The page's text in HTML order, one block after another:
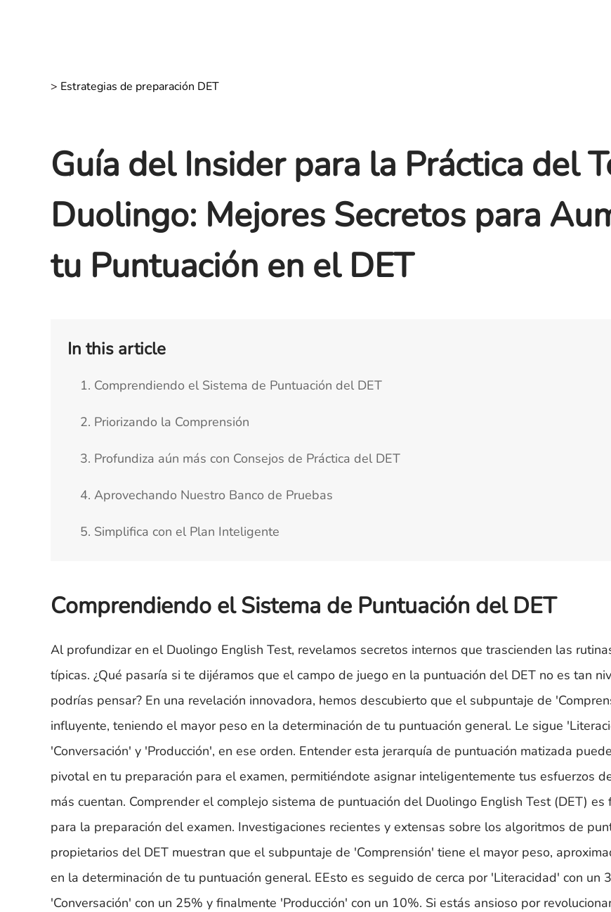
> Estrategias de preparación DET
Guía del Insider para la Práctica del
Duolingo: Mejores Secretos para
tu Puntuación en el DET
In this article
1. Comprendiendo el Sistema de Puntuación del DET
2. Priorizando la Comprensión
3. Profundiza aún más con Consejos de Práctica del DET
4. Aprovechando Nuestro Banco de Pruebas
5. Simplifica con el Plan Inteligente
Comprendiendo el Sistema de Puntuación del DET
Al profundizar en el Duolingo English Test, revelamos secretos internos que trascienden las
típicas. ¿Qué pasaría si te dijéramos que el campo de juego en la puntuación del DET no es tan
podrías pensar? En una revelación innovadora, hemos descubierto que el subpuntaje de
influyente, teniendo el mayor peso en la determinación de tu puntuación general. Le sigue
'Conversación' y 'Producción', en ese orden. Entender esta jerarquía de puntuación matizada
pivotal en tu preparación para el examen, permitiéndote asignar inteligentemente tus esfuerzos
más cuentan. Comprender el complejo sistema de puntuación del Duolingo English Test (DET)
para la preparación del examen. Investigaciones recientes y extensas sobre los algoritmos de
propietarios del DET muestran que el subpuntaje de 'Comprensión' tiene el mayor peso,
en la determinación de tu puntuación general. EEsto es seguido de cerca por 'Literacidad' con un
'Conversación' con un 25% y finalmente 'Producción' con un 10%. Si estás ansioso por